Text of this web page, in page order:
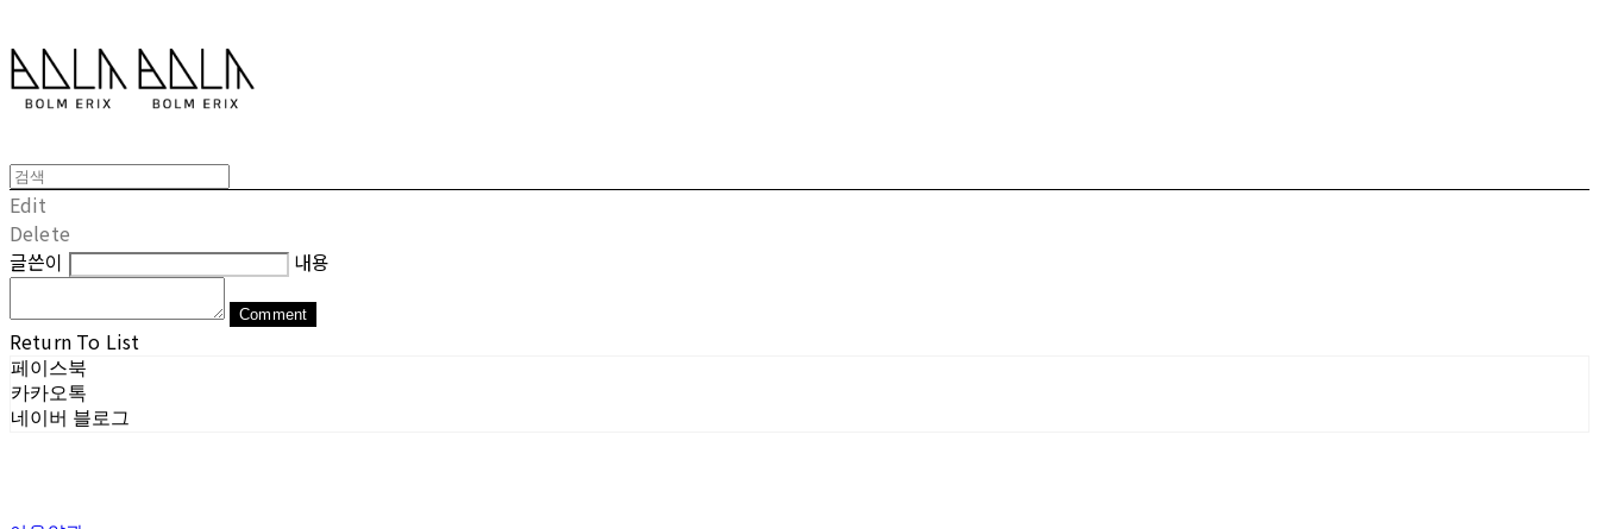
Edit
Delete
글쓴이
내용
Comment
Return To List
페이스북
카카오톡
네이버 블로그